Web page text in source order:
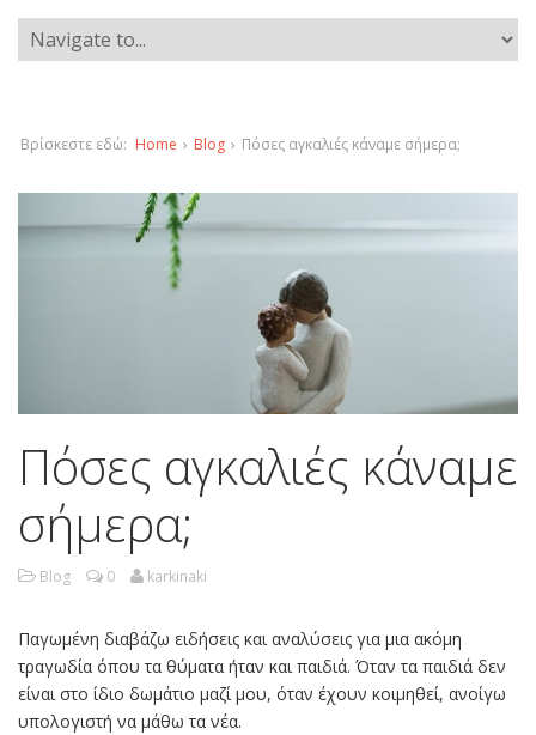
Βρίσκεστε εδώ: Home › Blog › Πόσες αγκαλιές κάναμε σήμερα;
Πόσες αγκαλιές κάναμε
σήμερα;
Blog 0 karkinaki
Παγωμένη διαβάζω ειδήσεις και αναλύσεις για μια ακόμη
τραγωδία όπου τα θύματα ήταν και παιδιά. Όταν τα παιδιά δεν
είναι στο ίδιο δωμάτιο μαζί μου, όταν έχουν κοιμηθεί, ανοίγω
υπολογιστή να μάθω τα νέα.